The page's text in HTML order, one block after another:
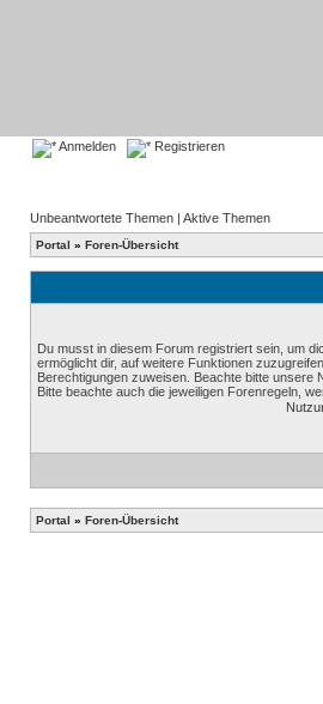
Anmelden Registrieren
Unbeantwortete Themen | Aktive Themen
Portal » Foren-Übersicht
Du musst in diesem Forum registriert sein, um
ermöglicht dir, auf weitere Funktionen
Berechtigungen zuweisen. Beachte bitte unsere
Bitte beachte auch die jeweiligen Forenregeln,
Portal » Foren-Übersicht